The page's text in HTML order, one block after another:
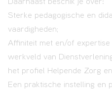
Daarnaast beschik je over:
Sterke pedagogische en
vaardigheden;
Affiniteit met en/of expertise
werkveld van
het profiel Helpende Zorg en
Een praktische instelling en